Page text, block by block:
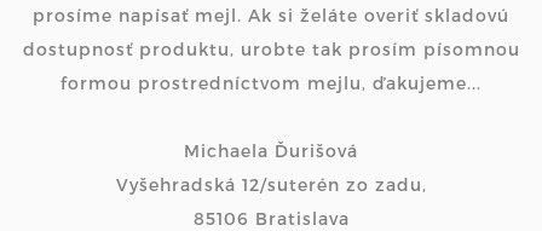
prosíme napísať mejl. Ak si želáte overiť skladovú
dostupnosť produktu, urobte tak prosím písomnou
formou prostredníctvom mejlu, ďakujeme...
Michaela Ďurišová
Vyšehradská 12/suterén zo zadu,
85106 Bratislava